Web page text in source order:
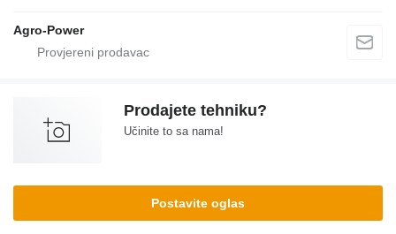
Agro-Power
Prodajete tehniku?
Učinite to sa nama!
Postavite oglas